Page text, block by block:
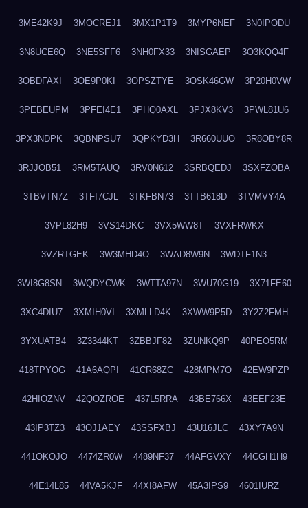
3ME42K9J 3MOCREJ1 3MX1P1T9 3MYP6NEF 3N0IPODU
3N8UCE6Q 3NE5SFF6 3NH0FX33 3NISGAEP 3O3KQQ4F
3OBDFAXI 3OE9P0KI 3OPSZTYE 3OSK46GW 3P20H0VW
3PEBEUPM 3PFEI4E1 3PHQ0AXL 3PJX8KV3 3PWL81U6
3PX3NDPK 3QBNPSU7 3QPKYD3H 3R660UUO 3R8OBY8R
3RJJOB51 3RM5TAUQ 3RV0N612 3SRBQEDJ 3SXFZOBA
3TBVTN7Z 3TFI7CJL 3TKFBN73 3TTB618D 3TVMVY4A
3VPL82H9 3VS14DKC 3VX5WW8T 3VXFRWKX
3VZRTGEK 3W3MHD4O 3WAD8W9N 3WDTF1N3
3WI8G8SN 3WQDYCWK 3WTTA97N 3WU70G19 3X71FE60
3XC4DIU7 3XMIH0VI 3XMLLD4K 3XWW9P5D 3Y2Z2FMH
3YXUATB4 3Z3344KT 3ZBBJF82 3ZUNKQ9P 40PEO5RM
418TPYOG 41A6AQPI 41CR68ZC 428MPM7O 42EW9PZP
42HIOZNV 42QOZROE 437L5RRA 43BE766X 43EEF23E
43IP3TZ3 43OJ1AEY 43SSFXBJ 43U16JLC 43XY7A9N
441OKOJO 4474ZR0W 4489NF37 44AFGVXY 44CGH1H9
44E14L85 44VA5KJF 44XI8AFW 45A3IPS9 4601IURZ